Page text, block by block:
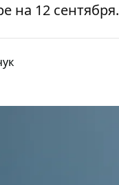
на 12 сентября.